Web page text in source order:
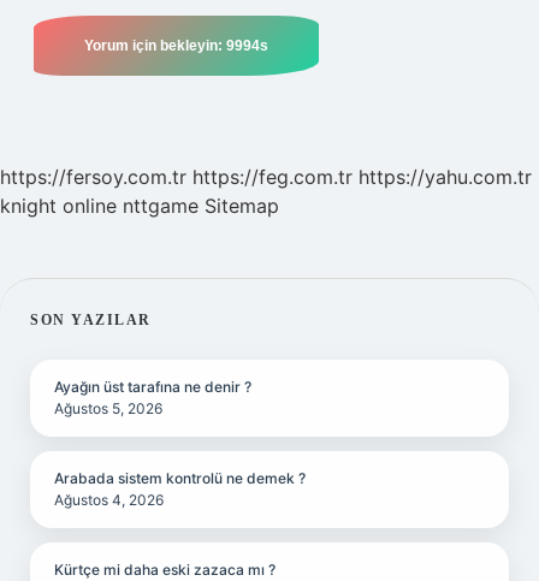
https://fersoy.com.tr https://feg.com.tr https://yahu.com.tr
knight online nttgame Sitemap
SIDEBAR
SON YAZILAR
Ayağın üst tarafına ne denir ?
Ağustos 5, 2026
Arabada sistem kontrolü ne demek ?
Ağustos 4, 2026
Kürtçe mi daha eski zazaca mı ?